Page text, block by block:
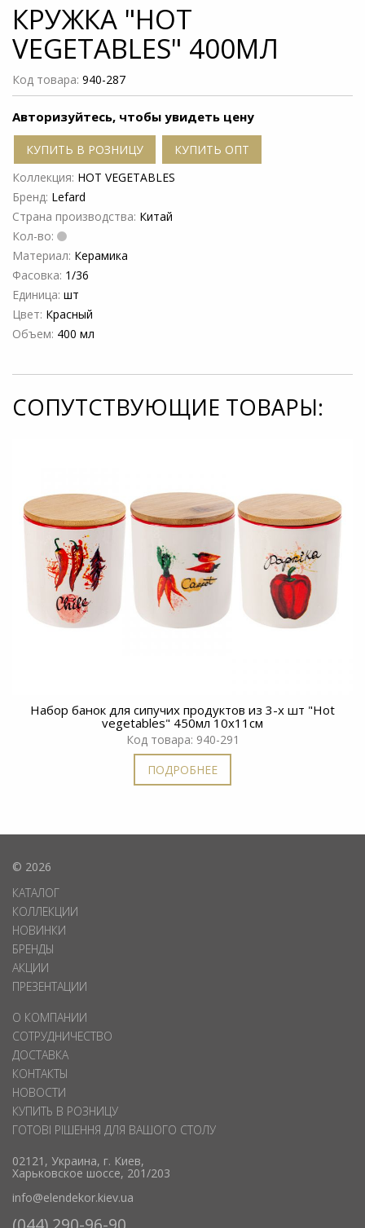
КРУЖКА "HOT
VEGETABLES" 400МЛ
Код товара: 940-287
Авторизуйтесь, чтобы увидеть цену
КУПИТЬ В РОЗНИЦУ
КУПИТЬ ОПТ
Коллекция: HOT VEGETABLES
Бренд: Lefard
Страна производства: Китай
Кол-во:
Материал: Керамика
Фасовка: 1/36
Единица: шт
Цвет: Красный
Объем: 400 мл
СОПУТСТВУЮЩИЕ ТОВАРЫ:
Набор банок для сипучих продуктов из 3-х шт "Hot
vegetables" 450мл 10x11см
Код товара: 940-291
ПОДРОБНЕЕ
© 2026
КАТАЛОГ
КОЛЛЕКЦИИ
НОВИНКИ
БРЕНДЫ
АКЦИИ
ПРЕЗЕНТАЦИИ
О КОМПАНИИ
СОТРУДНИЧЕСТВО
ДОСТАВКА
КОНТАКТЫ
НОВОСТИ
КУПИТЬ В РОЗНИЦУ
ГОТОВІ РІШЕННЯ ДЛЯ ВАШОГО СТОЛУ
02121, Украина, г. Киев,
Харьковское шоссе, 201/203
info@elendekor.kiev.ua